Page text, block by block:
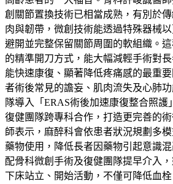
創關節置換技術已相當成熟，有別於
肉與韌帶，微創技術能透過特殊器械
避開並完整保留關節周圍的軟組織。這
的精準開刀方式，能大幅減輕手術對
能快速康復、顯著降低疼痛感的最重
者術後常見的譫妄、肌肉流失及心肺
隊導入「ERAS術後加速康復整合照護
復健團隊跨專科合作，打造更完善的
師表示，麻醉科會依患者狀況規劃多
藥物使用，降低長者因藥物引起意識
配骨科微創手術及復健團隊提早介入
下床站立、開始活動，不僅可降低血